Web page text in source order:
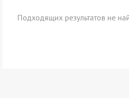
Подходящих результатов не